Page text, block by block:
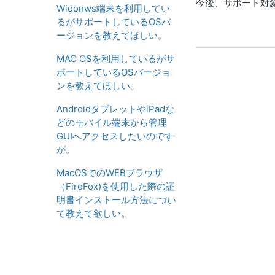
Widonws端末を利用してい
るがサポートしているOSバ
ージョンを教えてほしい。
MAC OSを利用しているがサ
ポートしているOSバージョ
ンを教えてほしい。
AndroidタブレットやiPadな
どのモバイル端末から管理
GUIへアクセスしたいのです
が。
MacOSでのWEBブラウザ
（FireFox)を使用した際の証
明書インストール方法につい
て教えて欲しい。
今後、サポート対